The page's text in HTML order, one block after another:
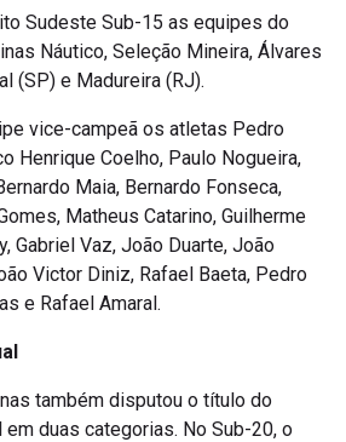
Sudeste Sub-15 as equipes do
Náutico, Seleção Mineira, Álvares
(SP) e Madureira (RJ).
vice-campeã os atletas Pedro
Henrique Coelho, Paulo Nogueira,
Maia, Bernardo Fonseca,
Matheus Catarino, Guilherme
Gabriel Vaz, João Duarte, João
Victor Diniz, Rafael Baeta, Pedro
e Rafael Amaral.
também disputou o título do
em duas categorias. No Sub-20, o